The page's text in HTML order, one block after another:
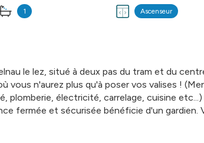
1 Ascenseur
le lez, situé à deux pas du tram et du
vous n'aurez plus qu'à poser vos valises !
plomberie, électricité, carrelage, cuisine
fermée et sécurisée bénéficie d'un gardien.